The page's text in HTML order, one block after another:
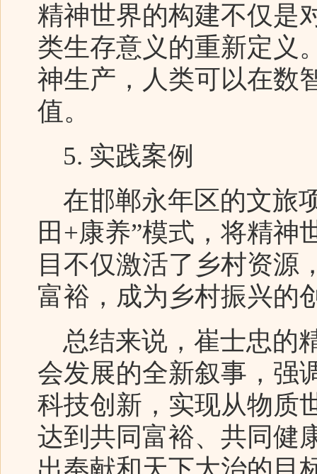
精神世界的构建不仅是
类生存意义的重新定义
神生产，人类可以在数
值。
5. 实践案例
在邯郸永年区的文旅
田+康养”模式，将精神
目不仅激活了乡村资源
富裕，成为乡村振兴的
总结来说，崔士忠的
会发展的全新叙事，强
科技创新，实现从物质
达到共同富裕、共同健